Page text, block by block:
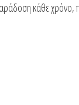
κάθε χρόνο,